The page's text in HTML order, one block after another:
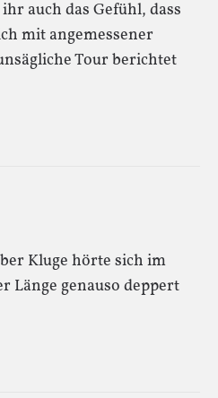
auch das Gefühl, dass
mit angemessener
Tour berichtet
Kluge hörte sich im
Länge genauso deppert